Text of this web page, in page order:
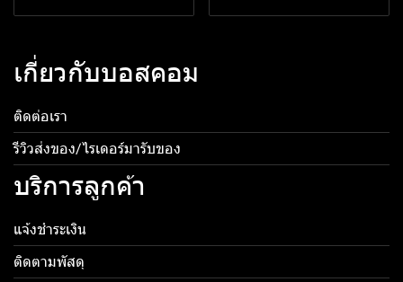
เกี่ยวกับบอสคอม
ติดต่อเรา
รีวิวส่งของ/ไรเดอร์มารับของ
บริการลูกค้า
แจ้งชำระเงิน
ติดตามพัสดุ